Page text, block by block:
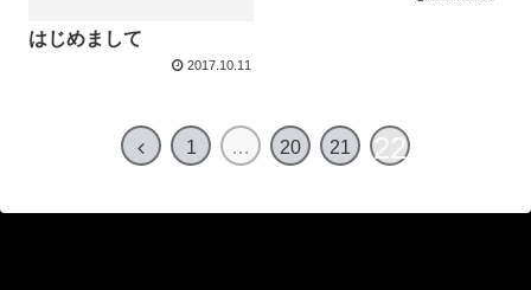
はじめまして
2017.10.11
1 … 20 21 22